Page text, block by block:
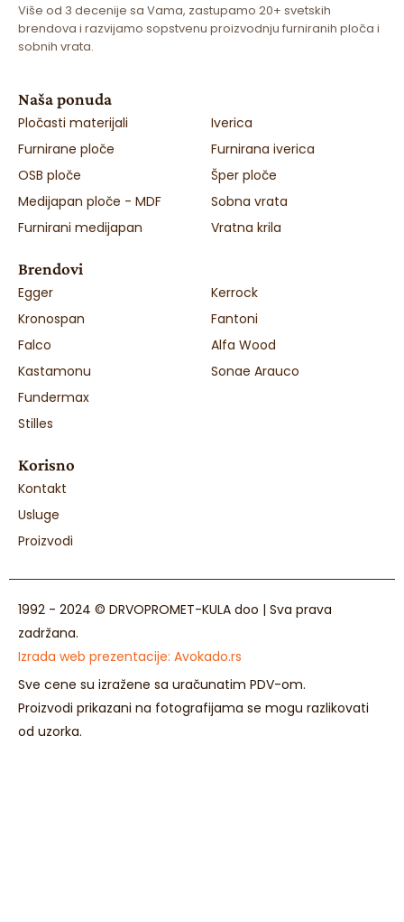
Više od 3 decenije sa Vama, zastupamo 20+ svetskih
brendova i razvijamo sopstvenu proizvodnju furniranih ploča i
sobnih vrata.
Naša ponuda
Pločasti materijali
Furnirane ploče
OSB ploče
Medijapan ploče - MDF
Furnirani medijapan
Iverica
Furnirana iverica
Šper ploče
Sobna vrata
Vratna krila
Brendovi
Egger
Kronospan
Falco
Kastamonu
Fundermax
Stilles
Kerrock
Fantoni
Alfa Wood
Sonae Arauco
Korisno
Kontakt
Usluge
Proizvodi
1992 - 2024 © DRVOPROMET-KULA doo | Sva prava
zadržana.
Izrada web prezentacije: Avokado.rs
Sve cene su izražene sa uračunatim PDV-om.
Proizvodi prikazani na fotografijama se mogu razlikovati
od uzorka.